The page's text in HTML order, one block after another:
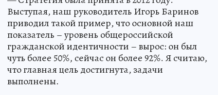
Выступая, наш руководитель Игорь Баринов
приводил такой пример, что основной наш
показатель – уровень общероссийской
гражданской идентичности – вырос: он был
чуть более 50%, сейчас он более 92%. Я считаю,
что главная цель достигнута, задачи
выполнены.